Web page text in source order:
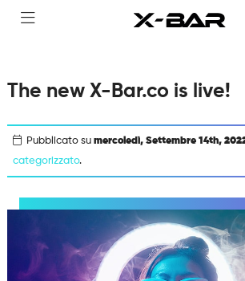
BENVENUTI SU X-BAR.CO
COLLECTIONS
DOMANDE FREQUENTI
The new X-Bar.co is live!
Pubblicato su mercoledì, Settembre 14th,
categorizzato.